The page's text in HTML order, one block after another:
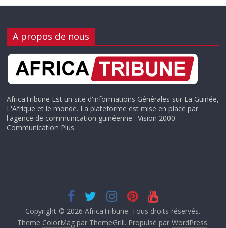
A propos de nous
AfricaTribune Est un site d'informations Générales sur La Guinée,
L'Afrique et le monde. La plateforme est mise en place par
l'agence de communication guinéenne : Vision 2000
Communication Plus.
Copyright © 2026AfricaTribune. Tous droits réservés.
Theme ColorMagpar ThemeGrill. Propulsé par WordPress.